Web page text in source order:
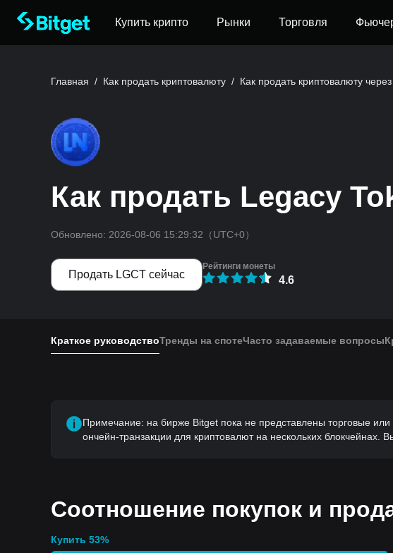
Купить крипто Рынки Торговля
Главная / Как продать криптовалюту / Как продать криптовалюту
Как продать Legacy
Обновлено: 2026-08-06 15:29:32 （UTC+0）
Продать LGCT сейчас
Рейтинги монеты
4.6
Краткое руководствоТренды на спотеЧасто задаваемые вопросы
Примечание: на бирже Bitget пока не представлены торговые
ончейн-транзакции для криптовалют на нескольких блокчейнах.
Соотношение покупок и
Купить 53%